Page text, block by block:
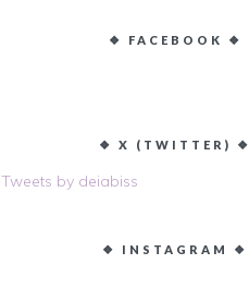
❖ FACEBOOK ❖
❖ X (TWITTER) ❖
Tweets by deiabiss
❖ INSTAGRAM ❖